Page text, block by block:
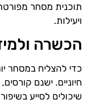
תוכנית מסחר
ויעילות.
הכשרה
כדי להצליח במסחר
חיוניים. ישנם
שיכולים לסייע